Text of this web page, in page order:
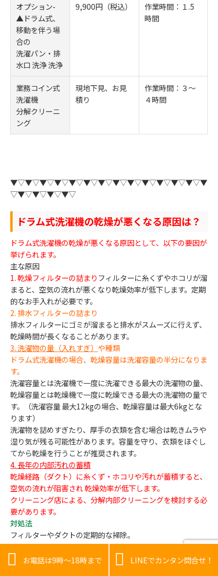
オプション-
▲ドラム式、
移動を伴う場
合の
洗濯パン・排
水口 洗浄 洗浄
9,900円（税込）
作業時間：１.5
時間
業務コイン式
洗濯機
分解クリーニ
ング
現地下見、お見
積り
作業時間：３～
４時間
▼▽▼▽▼▽▼▽▼▽▼▽▼▽▼▽▼▽▼▽▼▽▼▽▼▽▼
▽▼▽▼▽▼▽▼▽
ドラム式洗濯機の乾燥が悪くなる原因は？
ドラム式洗濯機の乾燥が悪くなる原因として、以下の要因が
挙げられます。
主な原因
1. 乾燥フィルターの詰まりフィルターに糸くずやホコリが溜
まると、空気の流れが悪くなり乾燥効率が低下します。定期
的なお手入れが必要です。
2. 排水フィルターの詰まり
排水フィルターにゴミが溜まると排水がスムーズに行えず、
乾燥時間が長くなることがあります。
3.洗濯物の量（入れすぎ） や種類
ドラム式洗濯機の場合、乾燥容量は洗濯容量の半分になりま
す。
洗濯容量とは洗濯機で一度に洗濯できる最大の洗濯物の量、
乾燥容量とは乾燥機で一度に乾燥できる最大の洗濯物の量で
す。（洗濯容量 最大12kgの場合、乾燥容量は最大6kgとな
ります）
洗濯物を詰めすぎたり、厚手の衣類を含む場合は乾きムラや
湿り気が残る可能性があります。容量を守り、衣類をほぐし
てから乾燥を行うことが推奨されます。
4. 長年の内部汚れの蓄積
乾燥経路（ダクト）に糸くず・ホコリや汚れが蓄積すると、
空気の流れが阻害され 乾燥効率が低下します。
クリーニング店による、分解内部クリーニングを検討する必
要があります。
対処法
フィルターやダクトの定期的な掃除。
洗濯物の量を適切に調整し、厚手衣類は追加乾燥する。
必要に応じてプロによる分解クリーニングを依頼する。
 お電話は9時～18時まで  LINEでカンタン問合せ！